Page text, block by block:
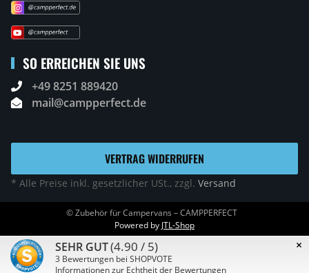
SO ERREICHEN SIE UNS
+49 8251 889420
mail@campperfect.de
VERTRAG WIDERRUFEN
* Alle Preise inkl. gesetzlicher USt., zzgl. Versand
© Zubehör für Campervans – CAMPPERFECT
Powered by JTL-Shop
×
SEHR GUT(4.90 / 5)
3 Bewertungen bei SHOPVOTE
Informationen zur Echtheit der Bewertungen